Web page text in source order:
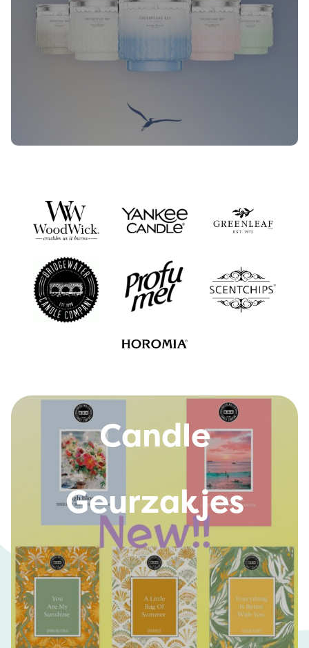
Nieuwe
Candle
Geurzakjes